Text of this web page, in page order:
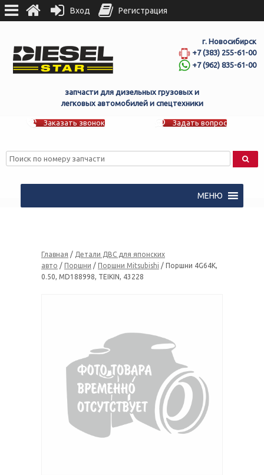
г. Новосибирск
+7 (383) 255-61-00
+7 (962) 835-61-00
запчасти для дизельных грузовых и
легковых автомобилей и спецтехники
Заказать звонок Задать вопрос
МЕНЮ
Главная / Детали ДВС для японских
авто / Поршни / Поршни Mitsubishi / Поршни 4G64K,
0.50, MD188998, TEIKIN, 43228
Вход Регистрация